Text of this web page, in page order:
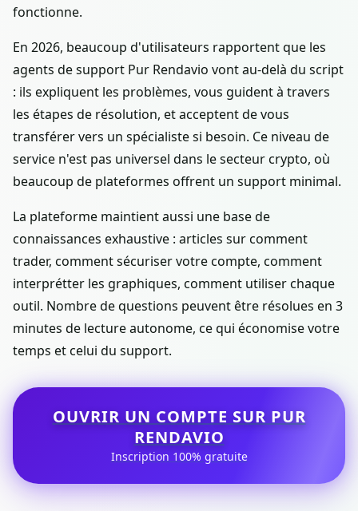
fonctionne.
En 2026, beaucoup d'utilisateurs rapportent que les
agents de support Pur Rendavio vont au-delà du script
: ils expliquent les problèmes, vous guident à travers
les étapes de résolution, et acceptent de vous
transférer vers un spécialiste si besoin. Ce niveau de
service n'est pas universel dans le secteur crypto, où
beaucoup de plateformes offrent un support minimal.
La plateforme maintient aussi une base de
connaissances exhaustive : articles sur comment
trader, comment sécuriser votre compte, comment
interprétter les graphiques, comment utiliser chaque
outil. Nombre de questions peuvent être résolues en 3
minutes de lecture autonome, ce qui économise votre
temps et celui du support.
OUVRIR UN COMPTE SUR PUR
RENDAVIO
Inscription 100% gratuite